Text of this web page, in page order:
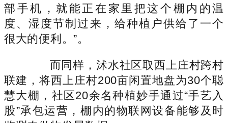
部手机，就能正在家里把这个棚内的温
度、湿度节制过来，给种植户供给了一个
很大的便利。”。
而同样，沭水社区取西上庄村跨村
联建，将西上庄村200亩闲置地盘为30个聪
慧大棚，社区20余名种植妙手通过“手艺入
股”承包运营，棚内的物联网设备能够及时